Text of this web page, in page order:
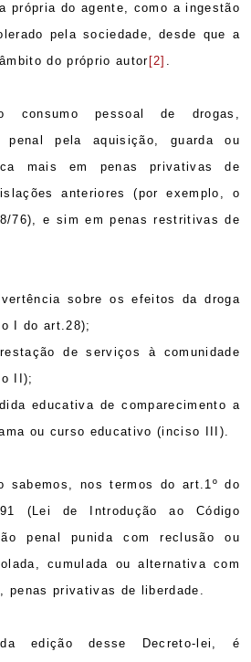
própria do agente, como a ingestão
pela sociedade, desde que a
do próprio autor [2] .
consumo pessoal de drogas,
penal pela aquisição, guarda ou
mais em penas privativas de
anteriores (por exemplo, o
76), e sim em penas restritivas de
sobre os efeitos da droga
I do art.28);
de serviços à comunidade
II);
educativa de comparecimento a
ou curso educativo (inciso III).
sabemos, nos termos do art.1º do
91 (Lei de Introdução ao Código
penal punida com reclusão ou
cumulada ou alternativa com
penas privativas de liberdade.
edição desse Decreto-lei, é